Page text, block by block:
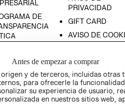
DE
DE
(INGLÉS)
PRIVACIDAD
GIFT CARD
AVISO DE
COMERCIO - SIC
PETICIONES
QUEJAS Y
RECLAMOS
Antes de empezar a comprar
y de terceros, incluidas otras
para ofrecerle la
su experiencia de usuario,
en nuestros sitios web,